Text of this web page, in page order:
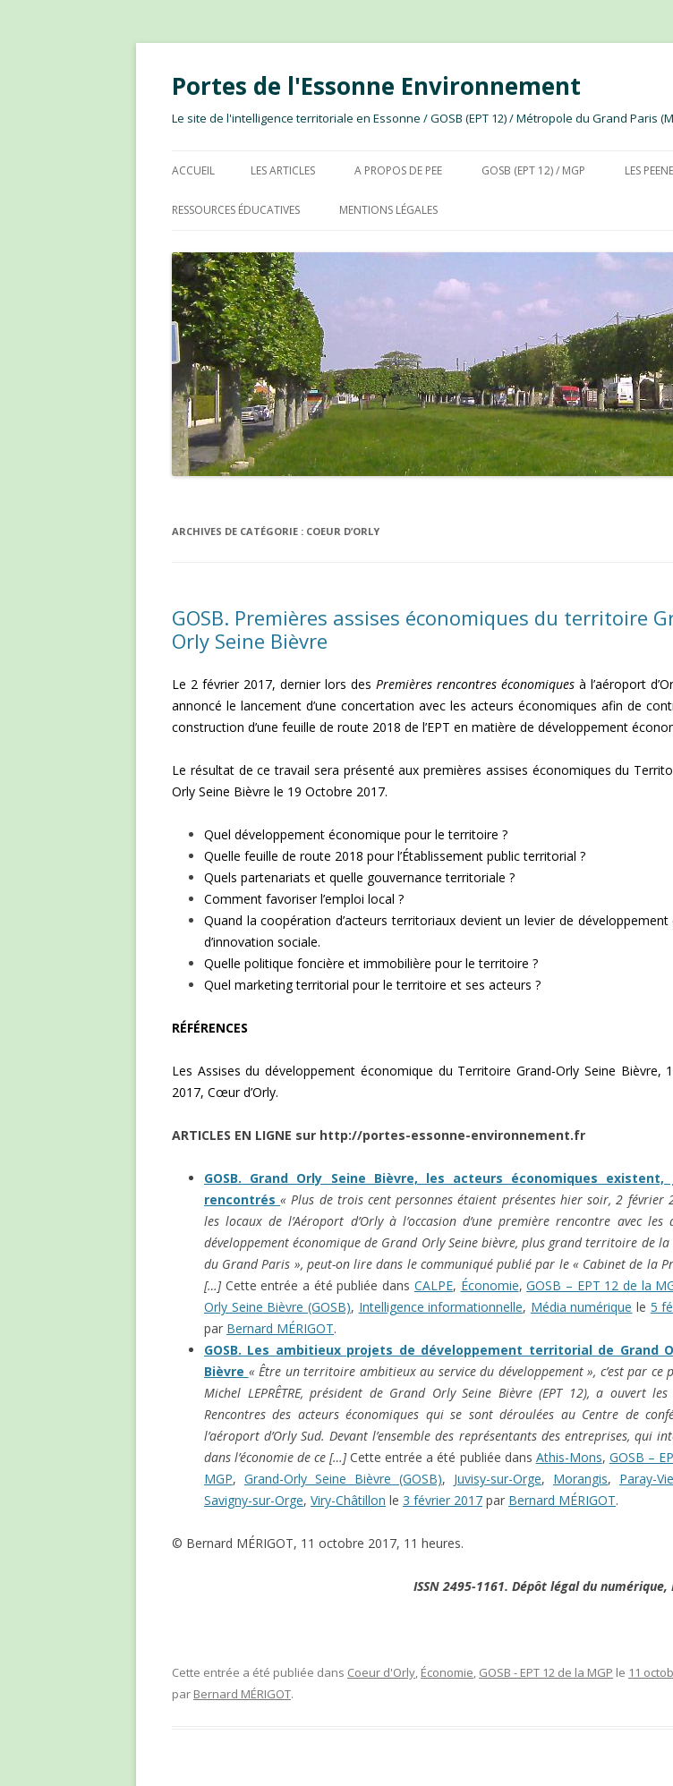
Portes de l'Essonne Environnement
Le site de l'intelligence territoriale en Essonne / GOSB (EPT 12) / Métropole du Grand Paris
ACCUEIL LES ARTICLES A PROPOS DE PEE GOSB (EPT 12) / MGP LES
RESSOURCES ÉDUCATIVES MENTIONS LÉGALES
ARCHIVES DE CATÉGORIE : COEUR D’ORLY
GOSB. Premières assises économiques du territoire
Orly Seine Bièvre
Le 2 février 2017, dernier lors des Premières rencontres économiques à l’aéroport
annoncé le lancement d’une concertation avec les acteurs économiques afin de
construction d’une feuille de route 2018 de l’EPT en matière de développement
Le résultat de ce travail sera présenté aux premières assises économiques du
Orly Seine Bièvre le 19 Octobre 2017.
Quel développement économique pour le territoire ?
Quelle feuille de route 2018 pour l’Établissement public territorial ?
Quels partenariats et quelle gouvernance territoriale ?
Comment favoriser l’emploi local ?
Quand la coopération d’acteurs territoriaux devient un levier de développement
d’innovation sociale.
Quelle politique foncière et immobilière pour le territoire ?
Quel marketing territorial pour le territoire et ses acteurs ?
RÉFÉRENCES
Les Assises du développement économique du Territoire Grand-Orly Seine Bièvre,
2017, Cœur d’Orly.
ARTICLES EN LIGNE sur http://portes-essonne-environnement.fr
GOSB. Grand Orly Seine Bièvre, les acteurs économiques
rencontrés« Plus de trois cent personnes étaient présentes hier soir, 2 février
les locaux de l’Aéroport d’Orly à l’occasion d’une première rencontre avec les
développement économique de Grand Orly Seine bièvre, plus grand territoire de
du Grand Paris », peut-on lire dans le communiqué publié par le « Cabinet de la
[…]Cette entrée a été publiée dans CALPE, Économie,GOSB – EPT 12 de la
Orly Seine Bièvre (GOSB), Intelligence informationnelle, Média numérique le 5
par Bernard MÉRIGOT.
GOSB. Les ambitieux projets de développement territorial de Grand
Bièvre « Être un territoire ambitieux au service du développement », c’est par ce
Michel LEPRÊTRE, président de Grand Orly Seine Bièvre (EPT 12), a ouvert les
Rencontres des acteurs économiques qui se sont déroulées au Centre de
l’aéroport d’Orly Sud. Devant l’ensemble des représentants des entreprises, qui
dans l’économie de ce […]Cette entrée a été publiée dans Athis-Mons, GOSB –
MGP, Grand-Orly Seine Bièvre (GOSB), Juvisy-sur-Orge, Morangis, Paray-
Savigny-sur-Orge, Viry-Châtillon le 3 février 2017 par Bernard MÉRIGOT.
© Bernard MÉRIGOT, 11 octobre 2017, 11 heures.
ISSN 2495-1161. Dépôt légal du numérique,
Cette entrée a été publiée dans Coeur d'Orly, Économie, GOSB - EPT 12 de la MGP le 11
par Bernard MÉRIGOT.